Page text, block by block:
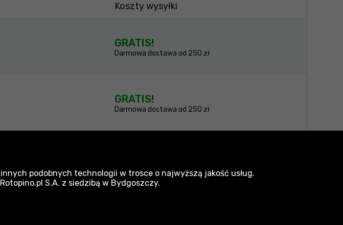
Koszty wysyłki
GRATIS!
Darmowa dostawa od 250 zł
GRATIS!
Darmowa dostawa od 250 zł
dbałością. Dokładamy wszelkich starań, aby produkty były
podobnych technologii w trosce o najwyższą jakość usług.
S.A. z siedzibą w Bydgoszczy.